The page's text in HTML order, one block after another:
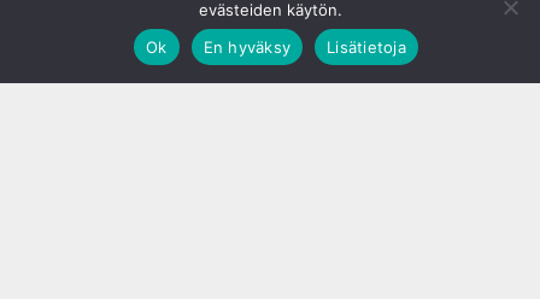
evästeiden käytön.
Ok
En hyväksy Lisätietoja